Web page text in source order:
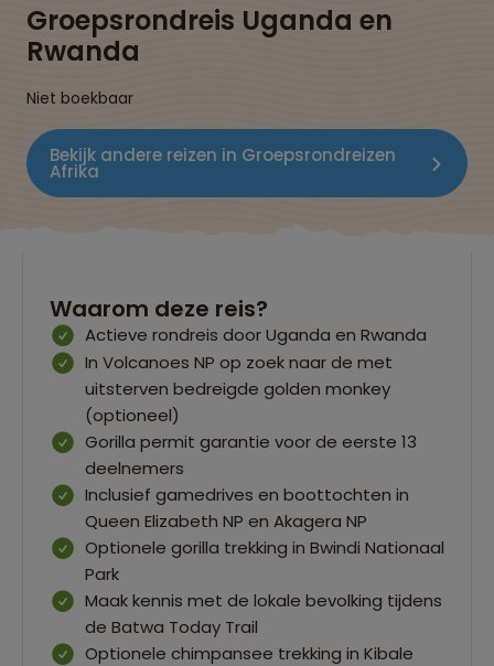
Groepsrondreis Uganda en
Rwanda
Niet boekbaar
Bekijk andere reizen in Groepsrondreizen
Afrika
Waarom deze reis?
Actieve rondreis door Uganda en Rwanda
In Volcanoes NP op zoek naar de met
uitsterven bedreigde golden monkey
(optioneel)
Gorilla permit garantie voor de eerste 13
deelnemers
Inclusief gamedrives en boottochten in
Queen Elizabeth NP en Akagera NP
Optionele gorilla trekking in Bwindi Nationaal
Park
Maak kennis met de lokale bevolking tijdens
de Batwa Today Trail
Optionele chimpansee trekking in Kibale